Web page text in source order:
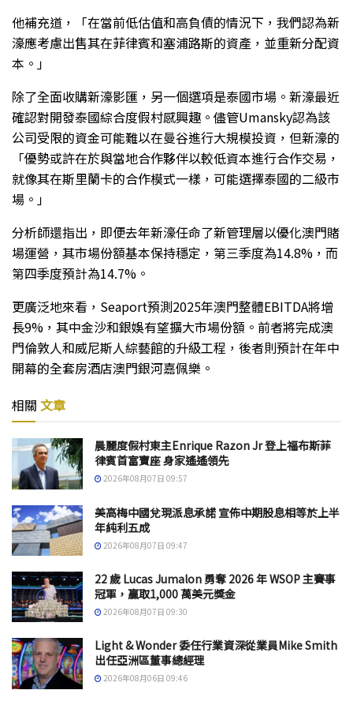
他補充道，「在當前低估值和高負債的情況下，我們認為新
濠應考慮出售其在菲律賓和塞浦路斯的資產，並重新分配資
本。」
除了全面收購新濠影匯，另一個選項是泰國市場。新濠最近
確認對開發泰國綜合度假村感興趣。儘管Umansky認為該
公司受限的資金可能難以在曼谷進行大規模投資，但新濠的
「優勢或許在於與當地合作夥伴以較低資本進行合作交易，
就像其在斯里蘭卡的合作模式一樣，可能選擇泰國的二級市
場。」
分析師還指出，即便去年新濠任命了新管理層以優化澳門賭
場運營，其市場份額基本保持穩定，第三季度為14.8%，而
第四季度預計為14.7%。
更廣泛地來看，Seaport預測2025年澳門整體EBITDA將增
長9%，其中金沙和銀娛有望擴大市場份額。前者將完成澳
門倫敦人和威尼斯人綜藝館的升級工程，後者則預計在年中
開幕的全套房酒店澳門銀河嘉佩樂。
相關 文章
晨麗度假村東主Enrique Razon Jr 登上福布斯菲
律賓首富寶座 身家遙遙領先
2026年08月07日 09:57
美高梅中國兌現派息承諾 宣佈中期股息相等於上半
年純利五成
2026年08月07日 09:47
22 歲 Lucas Jumalon 勇奪 2026 年 WSOP 主賽事
冠軍，贏取1,000 萬美元獎金
2026年08月07日 09:30
Light & Wonder 委任行業資深從業員Mike Smith
出任亞洲區董事總經理
2026年08月06日 09:46